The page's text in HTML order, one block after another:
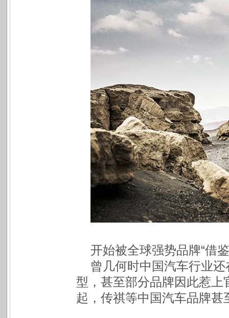
开始被全球强势品牌“借
曾几何时中国汽车行业
型，甚至部分品牌因此惹
起，传祺等中国汽车品牌甚